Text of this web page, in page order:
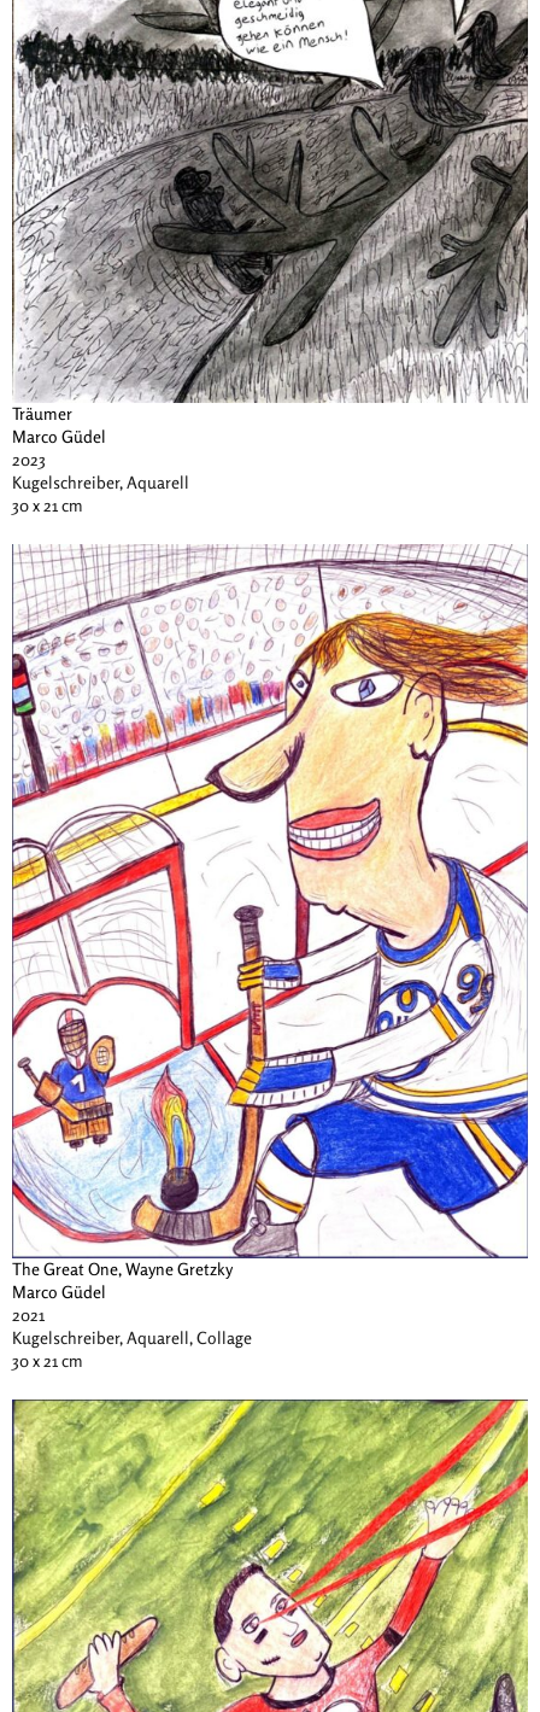
Träumer
Marco Güdel
2023
Kugelschreiber, Aquarell
30 x 21 cm
The Great One, Wayne Gretzky
Marco Güdel
2021
Kugelschreiber, Aquarell, Collage
30 x 21 cm